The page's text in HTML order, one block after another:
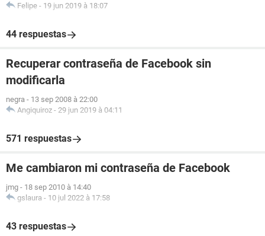
Felipe - 19 jun 2019 à 18:07
44 respuestas
Recuperar contraseña de Facebook sin
modificarla
negra - 13 sep 2008 à 22:00
Angiquiroz - 29 jun 2019 à 04:11
571 respuestas
Me cambiaron mi contraseña de Facebook
jmg - 18 sep 2010 à 14:40
gslaura - 10 jul 2022 à 17:58
43 respuestas